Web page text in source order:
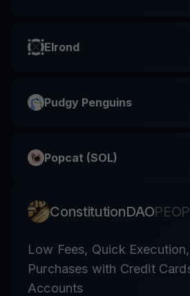
Elrond
Pudgy Penguins
Popcat (SOL)
ConstitutionDAO
Low Fees, Quick
Purchases with Credit
Accounts